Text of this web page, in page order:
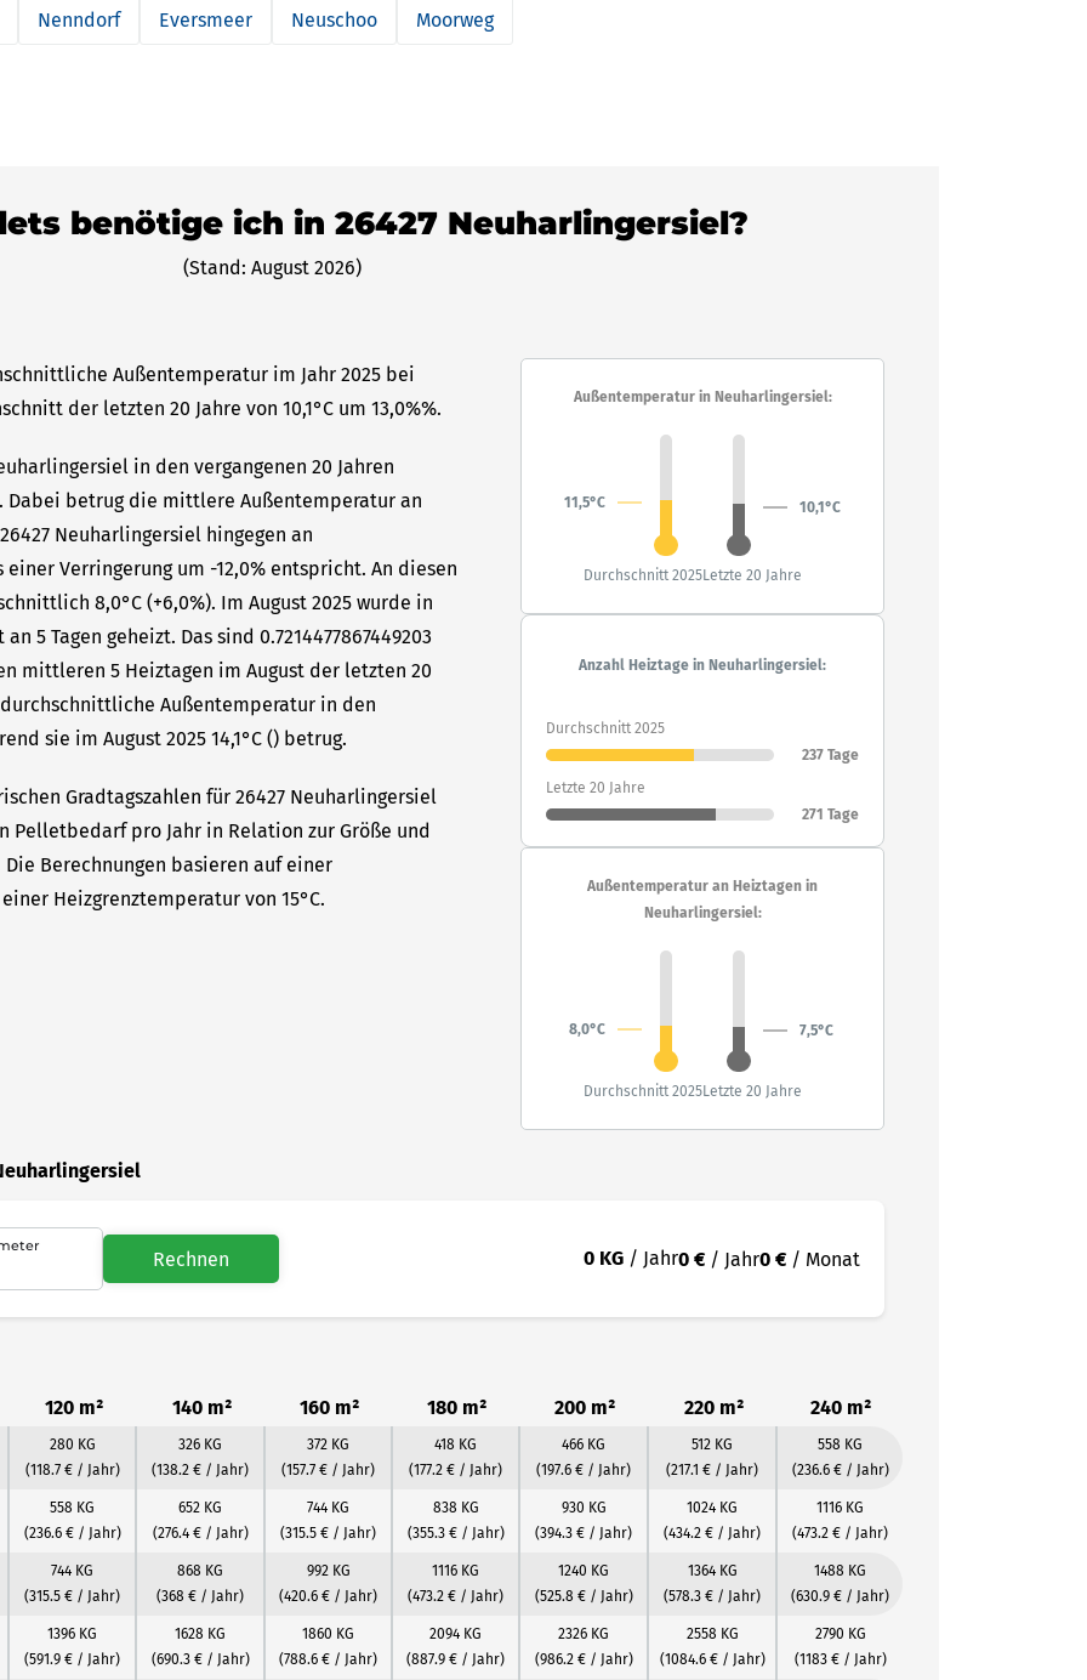
Nenndorf Eversmeer Neuschoo Moorweg
benötige ich in 26427 Neuharlingersiel?
(Stand: August 2026)
Außentemperatur im Jahr 2025 bei
der letzten 20 Jahre von 10,1°C um 13,0%%.
in den vergangenen 20 Jahren
Dabei betrug die mittlere Außentemperatur an
Neuharlingersiel hingegen an
Verringerung um -12,0% entspricht. An diesen
8,0°C (+6,0%). Im August 2025 wurde in
5 Tagen geheizt. Das sind 0.7214477867449203
mittleren 5 Heiztagen im August der letzten 20
Außentemperatur in den
sie im August 2025 14,1°C () betrug.
Gradtagszahlen für 26427 Neuharlingersiel
Pelletbedarf pro Jahr in Relation zur Größe und
Berechnungen basieren auf einer
Heizgrenztemperatur von 15°C.
Außentemperatur in Neuharlingersiel:
11,5°C 10,1°C
Durchschnitt 2025Letzte 20 Jahre
Anzahl Heiztage in Neuharlingersiel:
Durchschnitt 2025
237 Tage
Letzte 20 Jahre
271 Tage
Außentemperatur an Heiztagen in
Neuharlingersiel:
8,0°C 7,5°C
Durchschnitt 2025Letzte 20 Jahre
Rechnen 0 KG / Jahr0 € / Jahr0 € / Monat
120 m² 140 m² 160 m² 180 m² 200 m² 220 m² 240 m²
280 KG
(118.7 € / Jahr)
326 KG
(138.2 € / Jahr)
372 KG
(157.7 € / Jahr)
418 KG
(177.2 € / Jahr)
466 KG
(197.6 € / Jahr)
512 KG
(217.1 € / Jahr)
558 KG
(236.6 € / Jahr)
558 KG
(236.6 € / Jahr)
652 KG
(276.4 € / Jahr)
744 KG
(315.5 € / Jahr)
838 KG
(355.3 € / Jahr)
930 KG
(394.3 € / Jahr)
1024 KG
(434.2 € / Jahr)
1116 KG
(473.2 € / Jahr)
744 KG
(315.5 € / Jahr)
868 KG
(368 € / Jahr)
992 KG
(420.6 € / Jahr)
1116 KG
(473.2 € / Jahr)
1240 KG
(525.8 € / Jahr)
1364 KG
(578.3 € / Jahr)
1488 KG
(630.9 € / Jahr)
1396 KG
(591.9 € / Jahr)
1628 KG
(690.3 € / Jahr)
1860 KG
(788.6 € / Jahr)
2094 KG
(887.9 € / Jahr)
2326 KG
(986.2 € / Jahr)
2558 KG
(1084.6 € / Jahr)
2790 KG
(1183 € / Jahr)